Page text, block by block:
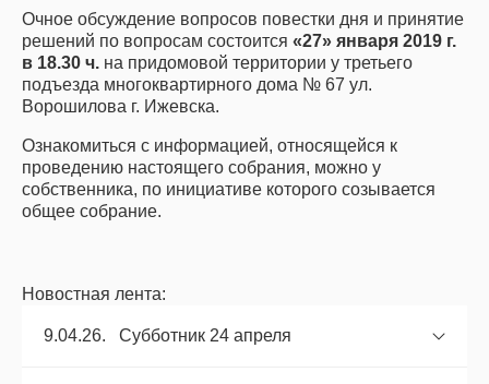
Очное обсуждение вопросов повестки дня и принятие
решений по вопросам состоится «27» января 2019 г.
в 18.30 ч. на придомовой территории у третьего
подъезда многоквартирного дома № 67 ул.
Ворошилова г. Ижевска.
Ознакомиться с информацией, относящейся к
проведению настоящего собрания, можно у
собственника, по инициативе которого созывается
общее собрание.
Новостная лента:
9.04.26. Субботник 24 апреля